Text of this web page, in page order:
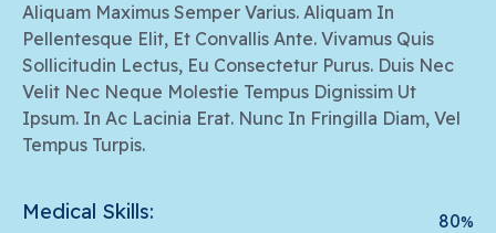
Aliquam Maximus Semper Varius. Aliquam In
Pellentesque Elit, Et Convallis Ante. Vivamus Quis
Sollicitudin Lectus, Eu Consectetur Purus. Duis Nec
Velit Nec Neque Molestie Tempus Dignissim Ut
Ipsum. In Ac Lacinia Erat. Nunc In Fringilla Diam, Vel
Tempus Turpis.
Medical Skills: 80%